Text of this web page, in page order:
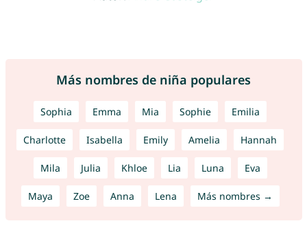
Más nombres de niña populares
Sophia Emma Mia Sophie Emilia
Charlotte Isabella Emily Amelia Hannah
Mila Julia Khloe Lia Luna Eva
Maya Zoe Anna Lena Más nombres →